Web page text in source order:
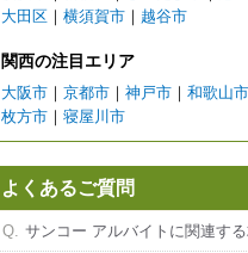
大田区 ｜ 横須賀市 ｜ 越谷市
関西の注目エリア
大阪市 ｜ 京都市 ｜ 神戸市 ｜ 和歌山市
枚方市 ｜ 寝屋川市
よくあるご質問
サンコー アルバイトに関連す